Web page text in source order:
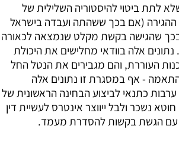
לתת ביטוי להיסטוריה השלילית של
(אם בכך ששהתה ועבדה בישראל
שהגישה בקשת מקלט שנמצאה לכאורה
אלה בוודאי מחלישים את היכולת
העוררת, והם מגבירים את הנטל החל
- אף במסגרת זו נתונים אלה
כתנאי לביצוע הבחינה הראשונית של
נשכר ולבל ייווצר אינטרס לעשיית דין
עם הגשת בקשות להסדרת מעמד.